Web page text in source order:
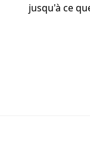
jusqu'à ce